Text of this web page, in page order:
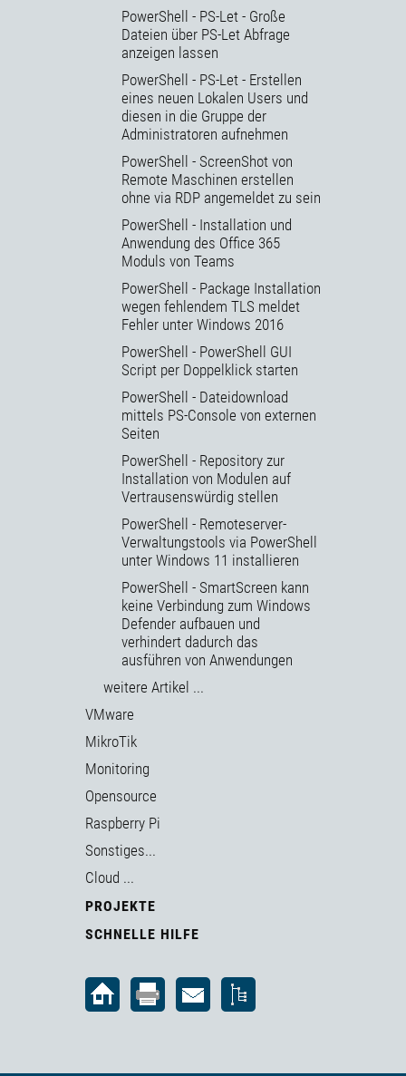
PowerShell - PS-Let - Große
Dateien über PS-Let Abfrage
anzeigen lassen
PowerShell - PS-Let - Erstellen
eines neuen Lokalen Users und
diesen in die Gruppe der
Administratoren aufnehmen
PowerShell - ScreenShot von
Remote Maschinen erstellen
ohne via RDP angemeldet zu sein
PowerShell - Installation und
Anwendung des Office 365
Moduls von Teams
PowerShell - Package Installation
wegen fehlendem TLS meldet
Fehler unter Windows 2016
PowerShell - PowerShell GUI
Script per Doppelklick starten
PowerShell - Dateidownload
mittels PS-Console von externen
Seiten
PowerShell - Repository zur
Installation von Modulen auf
Vertrausenswürdig stellen
PowerShell - Remoteserver-
Verwaltungstools via PowerShell
unter Windows 11 installieren
PowerShell - SmartScreen kann
keine Verbindung zum Windows
Defender aufbauen und
verhindert dadurch das
ausführen von Anwendungen
weitere Artikel ...
VMware
MikroTik
Monitoring
Opensource
Raspberry Pi
Sonstiges...
Cloud ...
PROJEKTE
SCHNELLE HILFE